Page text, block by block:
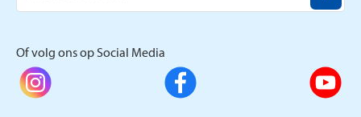
Of volg ons op Social Media